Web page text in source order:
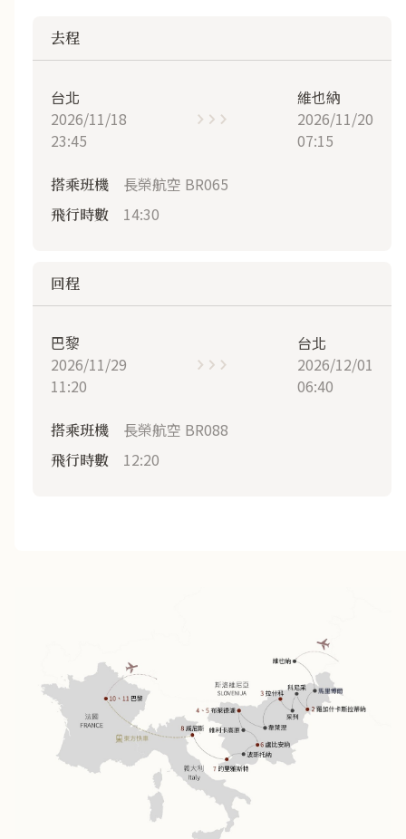
去程
台北
2026/11/18
23:45
維也納
2026/11/20
07:15
搭乘班機 長榮航空 BR065
飛行時數 14:30
回程
巴黎
2026/11/29
11:20
台北
2026/12/01
06:40
搭乘班機 長榮航空 BR088
飛行時數 12:20